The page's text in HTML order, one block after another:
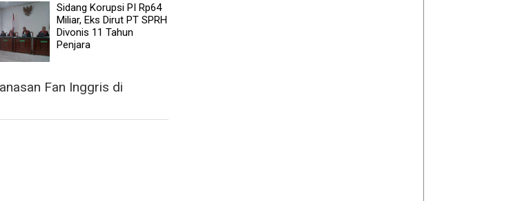
Sidang Korupsi PI Rp64
Miliar, Eks Dirut PT SPRH
Divonis 11 Tahun
Penjara
Fan Inggris di